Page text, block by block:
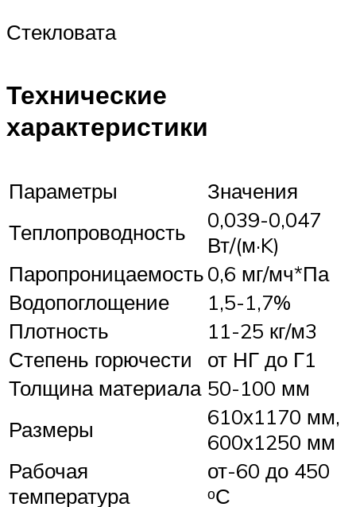
Стекловата
Технические
характеристики
Параметры
Значения
Теплопроводность
0,039-0,047
Вт/(м·K)
Паропроницаемость0,6 мг/мч*Па
Водопоглощение
1,5-1,7%
Плотность
11-25 кг/м3
Степень горючести
от НГ до Г1
Толщина материала 50-100 мм
Размеры
610х1170 мм,
600х1250 мм
Рабочая
температура
от-60 до 450
ᵒС